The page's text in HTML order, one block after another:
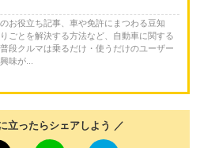
お役立ち記事、車や免許にまつわる豆知
ごとを解決する方法など、自動車に関する
段クルマは乗るだけ・使うだけのユーザー
味が...
立ったらシェアしよう ／